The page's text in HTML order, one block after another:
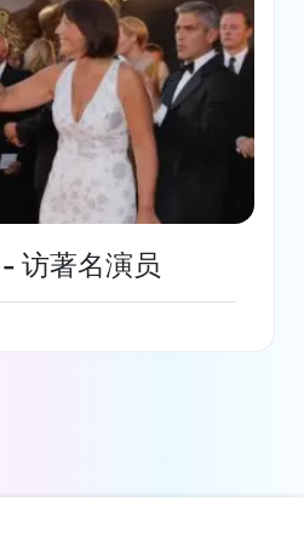
访著名演员